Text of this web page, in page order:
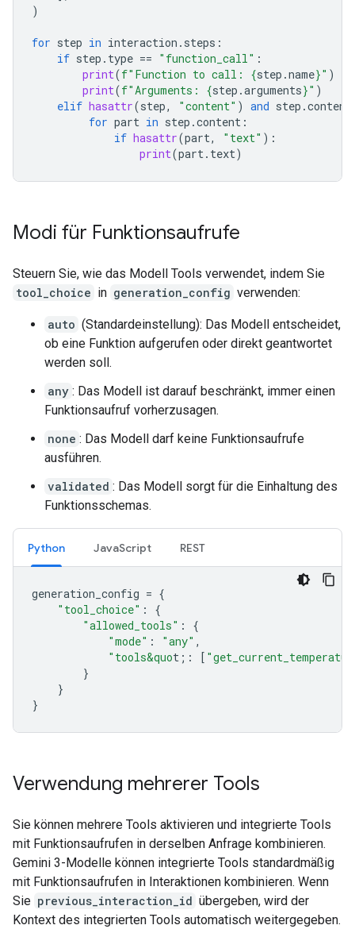
)
for step in interaction . steps :
if step . type == "function_call" :
print(f"Function to call: {step .name}" )
print(f"Arguments: {step .arguments}" )
elif hasattr(step, "content" ) and step .content
for part in step .content :
if hasattr(part, "text" ):
print(part. text)
Modi für Funktionsaufrufe
Steuern Sie, wie das Modell Tools verwendet, indem Sie
tool_choice in generation_config verwenden:
auto (Standardeinstellung): Das Modell entscheidet,
ob eine Funktion aufgerufen oder direkt geantwortet
werden soll.
any : Das Modell ist darauf beschränkt, immer einen
Funktionsaufruf vorherzusagen.
none : Das Modell darf keine Funktionsaufrufe
ausführen.
validated : Das Modell sorgt für die Einhaltung des
Funktionsschemas.
Python JavaScript REST
generation_config = {
"tool_choice" :
{
"allowed_tools" :
{
"mode" : "any" ,
"tools&quot; : [
}
}
}
Verwendung mehrerer Tools
Sie können mehrere Tools aktivieren und integrierte Tools
mit Funktionsaufrufen in derselben Anfrage kombinieren.
Gemini 3-Modelle können integrierte Tools standardmäßig
mit Funktionsaufrufen in Interaktionen kombinieren. Wenn
Sie previous_interaction_id übergeben, wird der
Kontext des integrierten Tools automatisch weitergegeben.